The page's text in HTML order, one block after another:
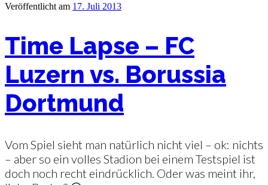
Veröffentlicht am 17. Juli 2013
Time Lapse – FC
Luzern vs. Borussia
Dortmund
Vom Spiel sieht man natürlich nicht viel – ok: nichts
– aber so ein volles Stadion bei einem Testspiel ist
doch noch recht eindrücklich. Oder was meint ihr,